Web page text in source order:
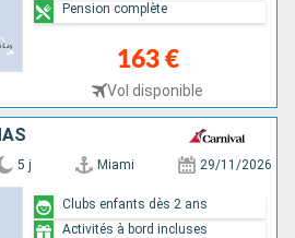
163 €
Vol disponible
Pension complète
5 j Miami 29/11/2026
Clubs enfants dès 2 ans
Activités à bord incluses